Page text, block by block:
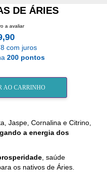
DE ÁRIES
a avaliar
com juros
200 pontos
AO CARRINHO
, Jaspe, Cornalina e Citrino,
a energia dos
, saúde
os nativos de Áries.